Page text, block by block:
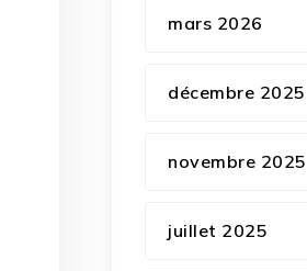
mars 2026
décembre 2025
novembre 2025
juillet 2025